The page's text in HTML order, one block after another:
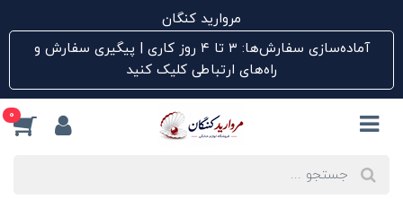
مروارید کنگان
آماده‌سازی سفارش‌ها: ۳ تا ۴ روز کاری | پیگیری سفارش و
راه‌های ارتباطی کلیک کنید
0